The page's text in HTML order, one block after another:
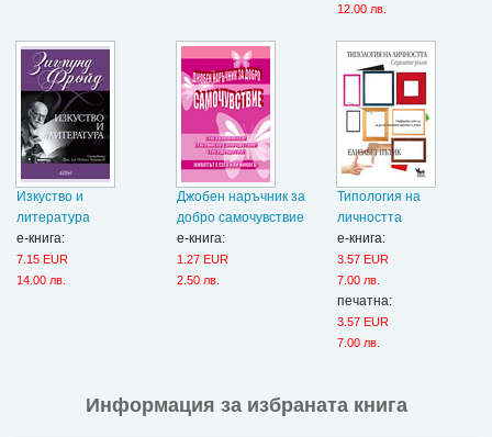
12.00 лв.
Изкуство и
литература
е-книга:
7.15 EUR
14.00 лв.
Джобен наръчник за
добро самочувствие
е-книга:
1.27 EUR
2.50 лв.
Типология на
личността
е-книга:
3.57 EUR
7.00 лв.
печатна:
3.57 EUR
7.00 лв.
Информация за избраната книга